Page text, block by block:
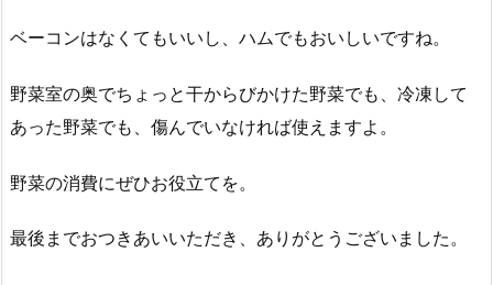
ベーコンはなくてもいいし、ハムでもおいしいですね。
野菜室の奥でちょっと干からびかけた野菜でも、冷凍して
あった野菜でも、傷んでいなければ使えますよ。
野菜の消費にぜひお役立てを。
最後までおつきあいいただき、ありがとうございました。